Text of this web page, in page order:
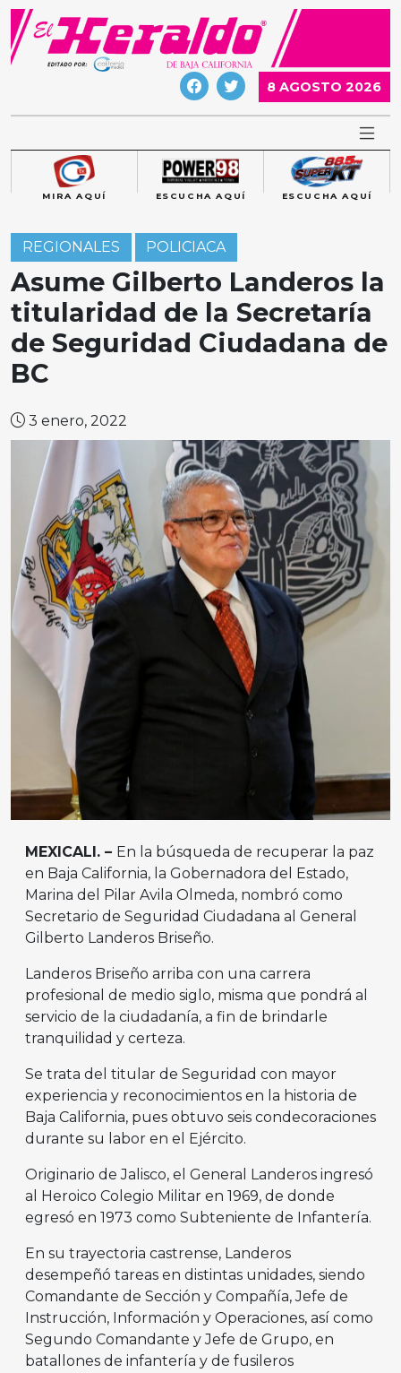
Skip
content
8 AGOSTO 2026
MIRA AQUÍ ESCUCHA AQUÍ ESCUCHA AQUÍ
REGIONALES POLICIACA
Asume Gilberto Landeros la
titularidad de la Secretaría
de Seguridad Ciudadana de
BC
3 enero, 2022
MEXICALI. – En la búsqueda de recuperar la paz
en Baja California, la Gobernadora del Estado,
Marina del Pilar Avila Olmeda, nombró como
Secretario de Seguridad Ciudadana al General
Gilberto Landeros Briseño.
Landeros Briseño arriba con una carrera
profesional de medio siglo, misma que pondrá al
servicio de la ciudadanía, a fin de brindarle
tranquilidad y certeza.
Se trata del titular de Seguridad con mayor
experiencia y reconocimientos en la historia de
Baja California, pues obtuvo seis condecoraciones
durante su labor en el Ejército.
Originario de Jalisco, el General Landeros ingresó
al Heroico Colegio Militar en 1969, de donde
egresó en 1973 como Subteniente de Infantería.
En su trayectoria castrense, Landeros
desempeñó tareas en distintas unidades, siendo
Comandante de Sección y Compañía, Jefe de
Instrucción, Información y Operaciones, así como
Segundo Comandante y Jefe de Grupo, en
batallones de infantería y de fusileros